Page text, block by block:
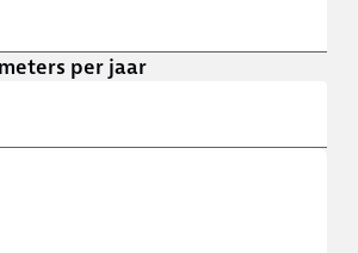
per jaar